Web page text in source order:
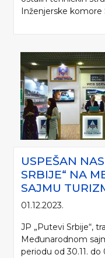
Inženjerske komore
USPEŠAN
SRBIJE“ NA
SAJMU
01.12.2023.
JP „Putevi Srbije“,
Međunarodnom
periodu od 30.11. do